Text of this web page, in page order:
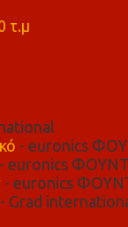
τ.μ
- euronics
- euronics
- euronics
- Grad